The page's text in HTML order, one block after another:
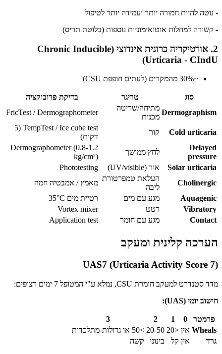
- נוטה להיות חמורה יותר ועמידה יותר לטיפול
- קשורה למחלות אוטואימוניות נוספות (בלוטת תריס)
2. אורטיקריה כרונית אינדוצי (Chronic Inducible
Urticaria - CIndU)
~30% מהמקרים (לעתים חופפת CSU)
סוג טריגר
בדיקת פרובוקציה
Dermographism
מתיחה/שריטה
מכנית
FricTest / Dermographometer
Cold urticaria קור
TempTest / Ice cube test (5
דקות)
Delayed
pressure
לחץ ממושך
Dermographometer (0.8-1.2
kg/cm²)
Solar urticaria
אור (UV/visible)
Phototesting
Cholinergic
העלאת טמפרטורת
ליבה
מאמץ / אמבטיה חמה
Aquagenic
מגע עם מים
רטיית מים 35°C
Vibratory
רטט
Vortex mixer
Contact
מגע עם חומר Application test
הערכה קלינית ומעקב
UAS7 (Urticaria Activity Score 7)
מדד סטנדרט למעקב חומרת CSU, נמלא ע"י המטופל 7 ימים רצופים:
חישוב יומי (UAS):
פרמטר 0
1
2
3
Wheals אין <20
20-50 >50 או גדולות-מתלכדות
גרד
אין קל בינוני קשה